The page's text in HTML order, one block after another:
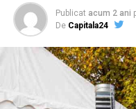
Publicat acum 2 ani
De Capitala24